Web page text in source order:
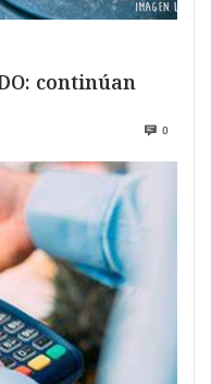
continúan
0